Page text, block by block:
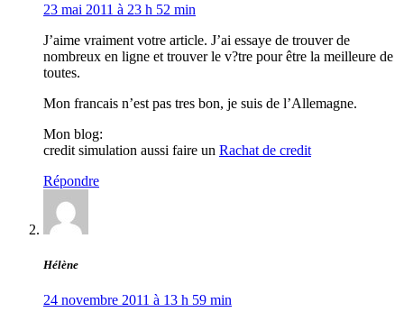
23 mai 2011 à 23 h 52 min
J’aime vraiment votre article. J’ai essaye de trouver de
nombreux en ligne et trouver le v?tre pour être la meilleure de
toutes.
Mon francais n’est pas tres bon, je suis de l’Allemagne.
Mon blog:
credit simulation aussi faire un Rachat de credit
Répondre
Hélène
24 novembre 2011 à 13 h 59 min